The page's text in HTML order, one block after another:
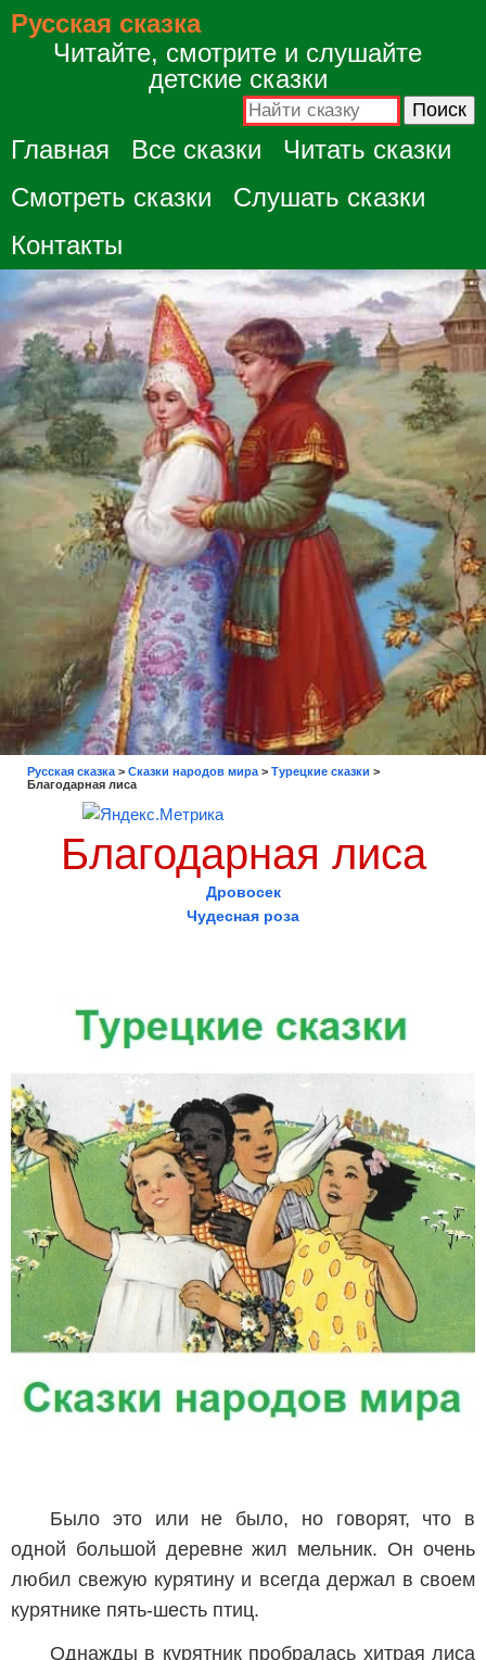
Русская сказка
Читайте, смотрите и слушайте
детские сказки
Главная Все сказки
Читать сказки
Смотреть сказки
Слушать сказки
Контакты
Русская сказка > Сказки народов мира > Турецкие сказки >
Благодарная лиса
Благодарная лиса
Дровосек
Чудесная роза
Было это или не было, но говорят, что в
одной большой деревне жил мельник. Он очень
любил свежую курятину и всегда держал в своем
курятнике пять-шесть птиц.
Однажды в курятник пробралась хитрая лиса